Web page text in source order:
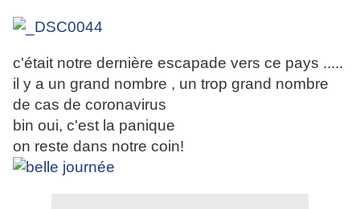
c'était notre dernière escapade vers ce pays .....
il y a un grand nombre , un trop grand nombre
de cas de coronavirus
bin oui, c'est la panique
on reste dans notre coin!